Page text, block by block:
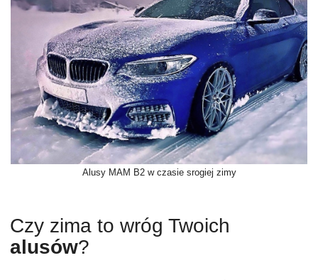
Alusy MAM B2 w czasie srogiej zimy
Czy zima to wróg Twoich
alusów?